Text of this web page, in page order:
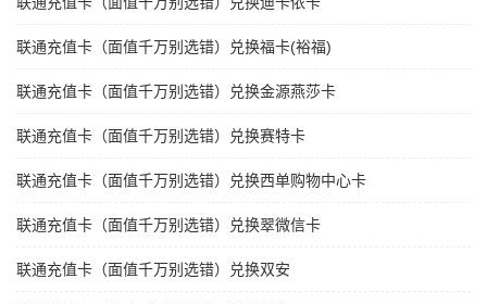
联通充值卡（面值千万别选错）兑换福卡(裕福)
联通充值卡（面值千万别选错）兑换金源燕莎卡
联通充值卡（面值千万别选错）兑换赛特卡
联通充值卡（面值千万别选错）兑换西单购物中心卡
联通充值卡（面值千万别选错）兑换翠微信卡
联通充值卡（面值千万别选错）兑换双安